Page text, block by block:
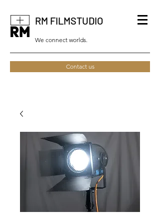
RM FILMSTUDIO
We connect worlds.
Contact us